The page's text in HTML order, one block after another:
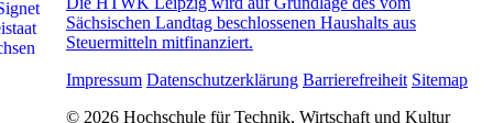
Sächsischen Landtag beschlossenen Haushalts aus
Steuermitteln mitfinanziert.
Impressum Datenschutzerklärung Barrierefreiheit Sitemap
© 2026 Hochschule für Technik, Wirtschaft und Kultur